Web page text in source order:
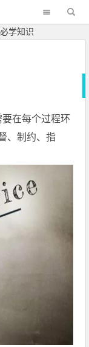
学知识
在每个过程环
、制约、指